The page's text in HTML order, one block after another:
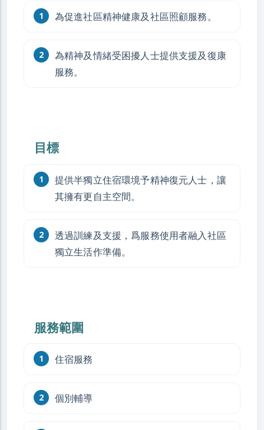
為促進社區精神健康及社區照顧服務。
為精神及情緒受困擾人士提供支援及復康
服務。
目標
提供半獨立住宿環境予精神復元人士，讓
其擁有更自主空間。
透過訓練及支援，爲服務使用者融入社區
獨立生活作準備。
服務範圍
住宿服務
個別輔導